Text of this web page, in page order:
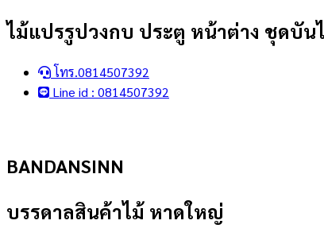
Skip
content
ไม้แปรรูปวงกบ ประตู หน้าต่าง ชุดบั
โทร.0814507392
Line id : 0814507392
BANDANSINN
บรรดาลสินค้าไม้ หาดใหญ่